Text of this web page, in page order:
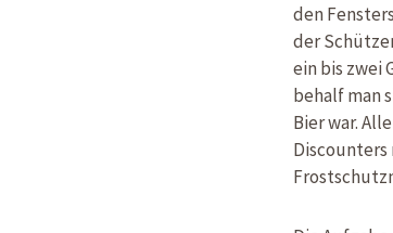
den
der
ein bis zwei
behalf man
Bier war.
Discounters